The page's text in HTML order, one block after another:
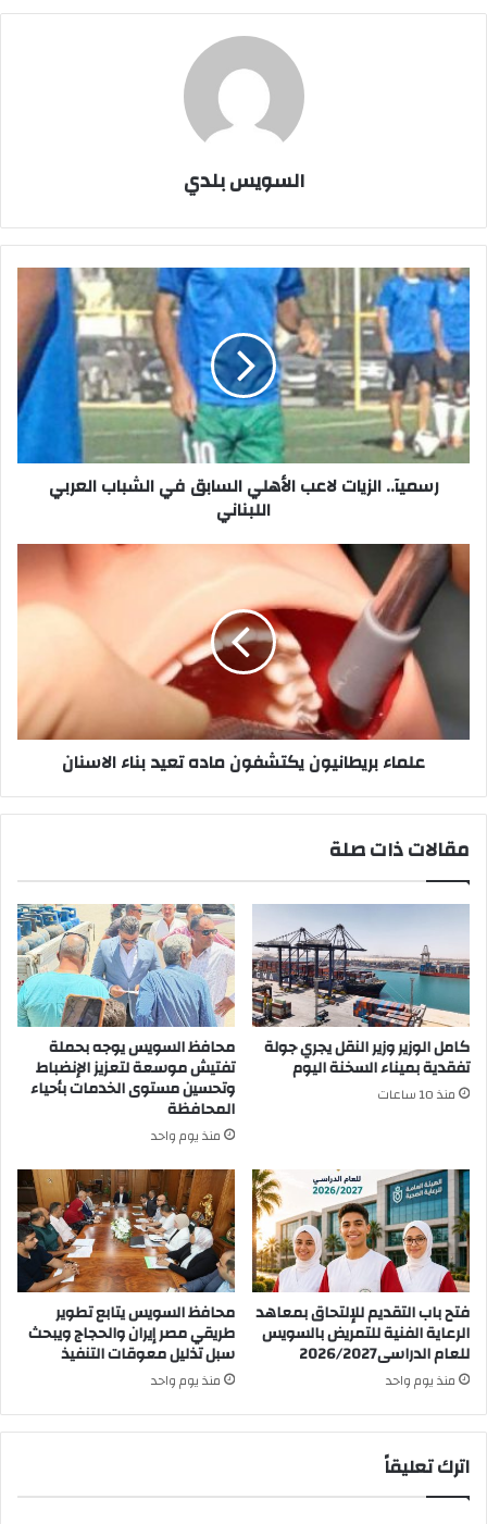
السويس بلدي
رسميآ..
الزيات
لاعب
الأهلي
السابق
في
الشباب
العربي
اللبناني
رسميآ.. الزيات لاعب الأهلي السابق في الشباب العربي
اللبناني
علماء
بريطانيون
يكتشفون
الاسنان
علماء بريطانيون يكتشفون ماده تعيد بناء الاسنان
مقالات ذات صلة
كامل الوزير وزير النقل يجري جولة
تفقدية بميناء السخنة اليوم
منذ 10 ساعات
محافظ السويس يوجه بحملة
تفتيش موسعة لتعزيز الإنضباط
وتحسين مستوى الخدمات بأحياء
المحافظة
منذ يوم واحد
فتح باب التقديم للإلتحاق بمعاهد
الرعاية الفنية للتمريض بالسويس
للعام الدراسى2026/2027
منذ يوم واحد
محافظ السويس يتابع تطوير
طريقي مصر إيران والحجاج ويبحث
سبل تذليل معوقات التنفيذ
منذ يوم واحد
اترك تعليقاً